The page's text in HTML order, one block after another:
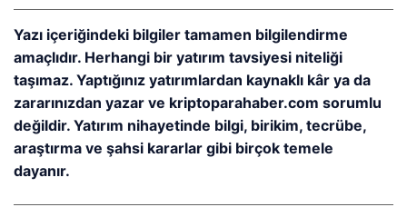
Yazı içeriğindeki bilgiler tamamen bilgilendirme
amaçlıdır. Herhangi bir yatırım tavsiyesi niteliği
taşımaz. Yaptığınız yatırımlardan kaynaklı kâr ya da
zararınızdan yazar ve kriptoparahaber.com sorumlu
değildir. Yatırım nihayetinde bilgi, birikim, tecrübe,
araştırma ve şahsi kararlar gibi birçok temele
dayanır.